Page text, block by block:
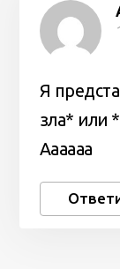
Я
зла* или
Аааааа